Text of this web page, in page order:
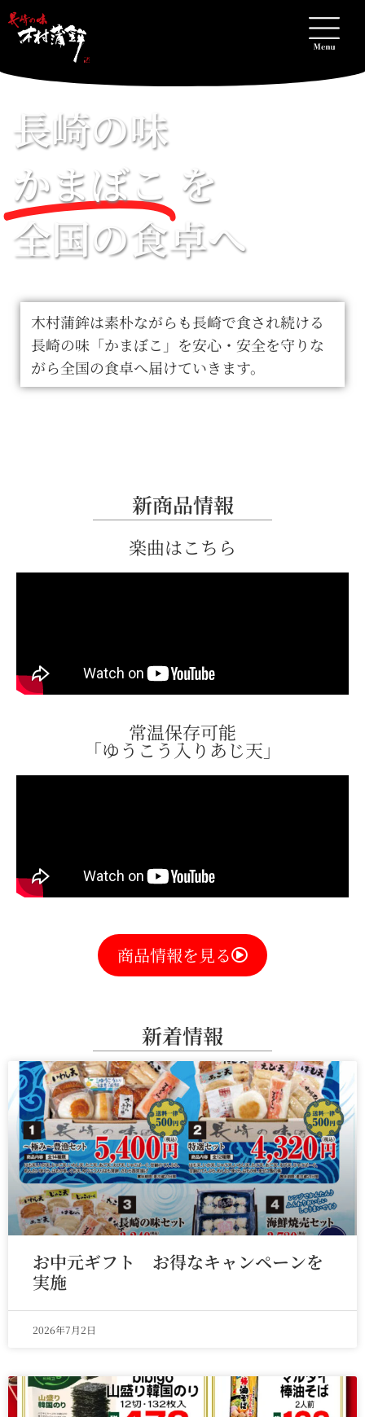
長崎の味
かまぼこ を
全国の食卓へ
木村蒲鉾は素朴ながらも長崎で食され続ける
長崎の味「かまぼこ」を安心・安全を守りな
がら全国の食卓へ届けていきます。
新商品情報
常温保存可能
「ゆうこう入りあじ天」
商品情報を見る
楽曲はこちら
新着情報
お中元ギフト お得なキャンペーンを
実施
2026年7月2日